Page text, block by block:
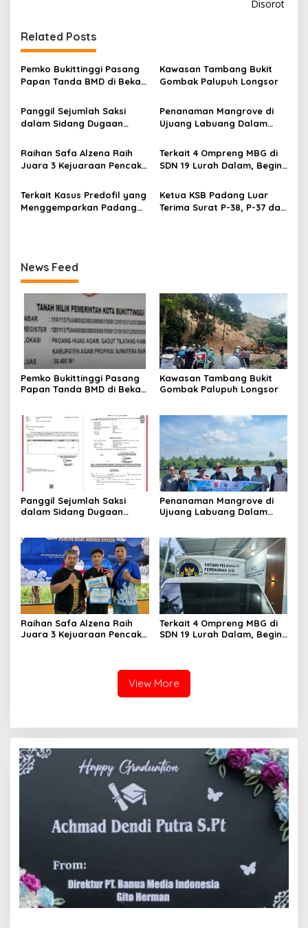
a
s
i
o
Disorot
Related Posts
Pemko Bukittinggi Pasang
Papan Tanda BMD di Bekas
Kawasan Tambang Bukit
Gombak Palupuh Longsor
Panggil Sejumlah Saksi
dalam Sidang Dugaan
Terdakwa Haji DS
Penanaman Mangrove di
Ujuang Labuang Dalam
Sedunia
Raihan Safa Alzena Raih
Juara 3 Kejuaraan Pencak
Sumatera Barat
Terkait 4 Ompreng MBG di
SDN 19 Lurah Dalam, Begini
Terkait Kasus Predofil yang
Menggemparkan Padang
Ketua KSB Padang Luar
Terima Surat P-38, P-37 dari
News Feed
Pemko Bukittinggi Pasang
Papan Tanda BMD di Bekas
Kawasan Tambang Bukit
Gombak Palupuh Longsor
Panggil Sejumlah Saksi
dalam Sidang Dugaan
Penanaman Mangrove di
Ujuang Labuang Dalam
Raihan Safa Alzena Raih
Juara 3 Kejuaraan Pencak
Terkait 4 Ompreng MBG di
SDN 19 Lurah Dalam, Begini
View More